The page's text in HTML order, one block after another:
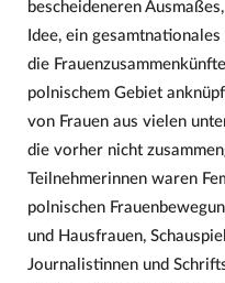
bescheideneren
Idee, ein
die
polnischem Gebiet
von Frauen aus vielen
die vorher nicht
Teilnehmerinnen waren
polnischen
und Hausfrauen,
Journalistinnen und